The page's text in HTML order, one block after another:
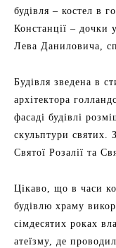
будівля – костел в
Констанції – дочки
Лева Даниловича,
Будівля зведена в
архітектора
фасаді будівлі
скульптури святих.
Святої Розалії та
Цікаво, що в часи
будівлю храму
сімдесятих роках
атеїзму, де